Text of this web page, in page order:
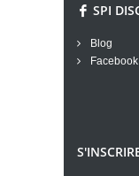
SPI
Blog
Facebook